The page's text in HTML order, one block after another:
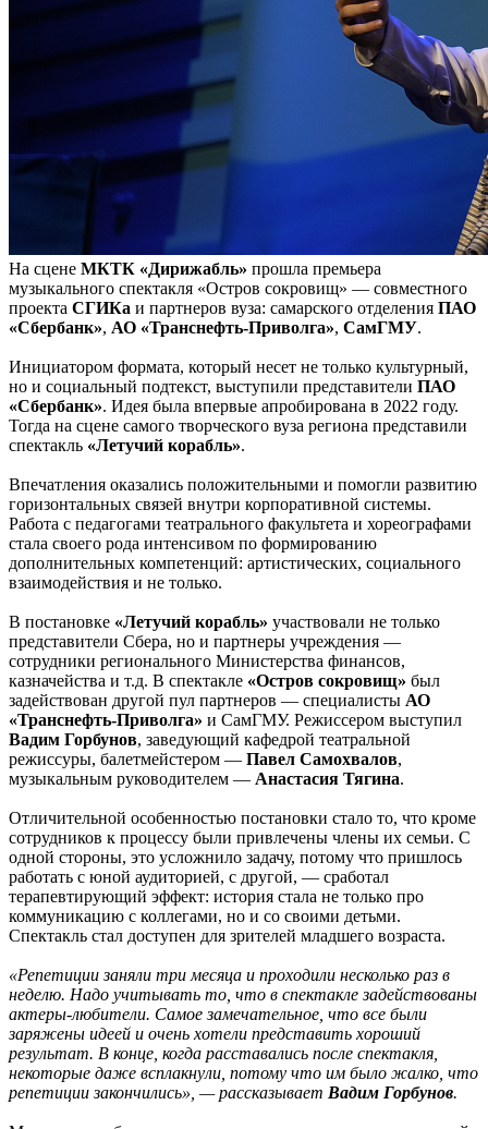
На сцене МКТК «Дирижабль» прошла премьера
музыкального спектакля «Остров сокровищ» — совместного
проекта СГИКа и партнеров вуза: самарского отделения ПАО
«Сбербанк», АО «Транснефть-Приволга», СамГМУ.
Инициатором формата, который несет не только культурный,
но и социальный подтекст, выступили представители ПАО
«Сбербанк». Идея была впервые апробирована в 2022 году.
Тогда на сцене самого творческого вуза региона представили
спектакль «Летучий корабль».
Впечатления оказались положительными и помогли развитию
горизонтальных связей внутри корпоративной системы.
Работа с педагогами театрального факультета и хореографами
стала своего рода интенсивом по формированию
дополнительных компетенций: артистических, социального
взаимодействия и не только.
В постановке «Летучий корабль» участвовали не только
представители Сбера, но и партнеры учреждения —
сотрудники регионального Министерства финансов,
казначейства и т.д. В спектакле «Остров сокровищ» был
задействован другой пул партнеров — специалисты АО
«Транснефть-Приволга» и СамГМУ. Режиссером выступил
Вадим Горбунов, заведующий кафедрой театральной
режиссуры, балетмейстером — Павел Самохвалов,
музыкальным руководителем — Анастасия Тягина.
Отличительной особенностью постановки стало то, что кроме
сотрудников к процессу были привлечены члены их семьи. С
одной стороны, это усложнило задачу, потому что пришлось
работать с юной аудиторией, с другой, — сработал
терапевтирующий эффект: история стала не только про
коммуникацию с коллегами, но и со своими детьми.
Спектакль стал доступен для зрителей младшего возраста.
«Репетиции заняли три месяца и проходили несколько раз в
неделю. Надо учитывать то, что в спектакле задействованы
актеры-любители. Самое замечательное, что все были
заряжены идеей и очень хотели представить хороший
результат. В конце, когда расставались после спектакля,
некоторые даже всплакнули, потому что им было жалко, что
репетиции закончились», — рассказывает Вадим Горбунов.